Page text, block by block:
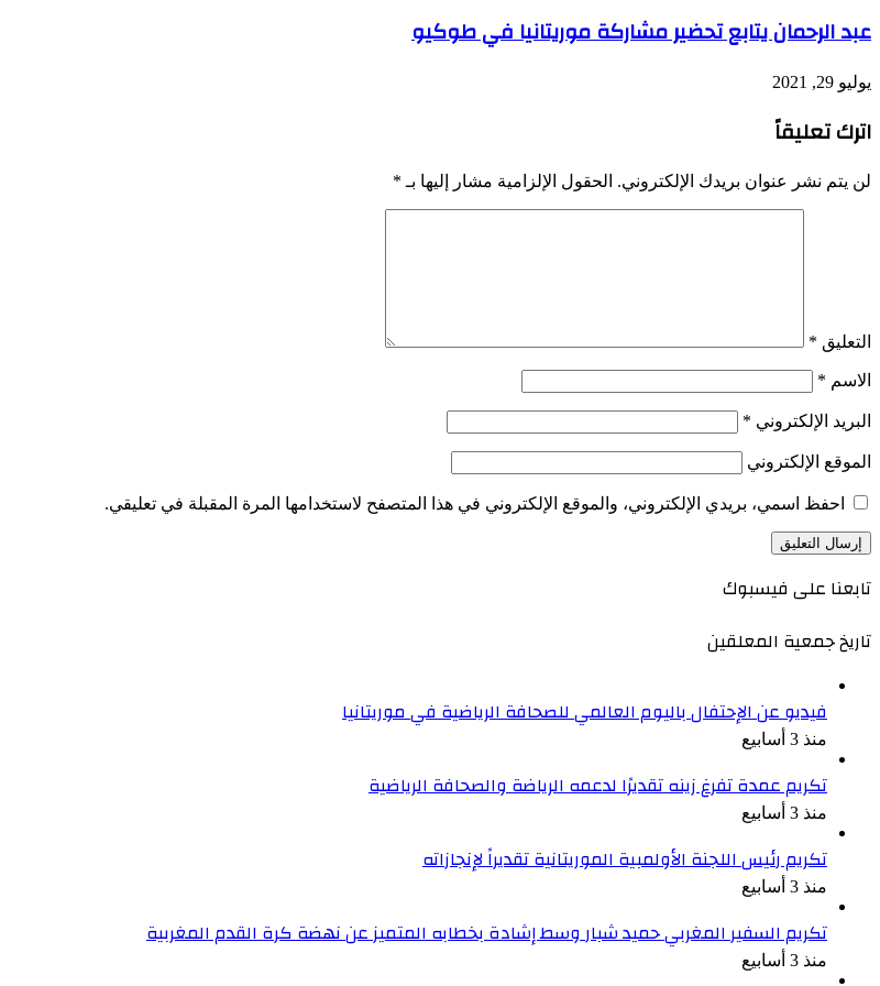
عبد الرحمان يتابع تحضير مشاركة موريتانيا في طوكيو
يوليو 29, 2021
اترك تعليقاً
لن يتم نشر عنوان بريدك الإلكتروني. الحقول الإلزامية مشار إليها بـ *
التعليق *
الاسم *
البريد الإلكتروني *
الموقع الإلكتروني
احفظ اسمي، بريدي الإلكتروني، والموقع الإلكتروني في هذا المتصفح لاستخدامها المرة المقبلة في تعليقي.
تابعنا على فيسبوك
تاريخ جمعية المعلقين
فيديو عن الإحتفال باليوم العالمي للصحافة الرياضية في موريتانيا
منذ 3 أسابيع
تكريم عمدة تفرغ زينه تقديرًا لدعمه الرياضة والصحافة الرياضية
منذ 3 أسابيع
تكريم رئيس اللجنة الأولمبية الموريتانية تقديراً لإنجازاته
منذ 3 أسابيع
تكريم السفير المغربي حميد شبار وسط إشادة بخطابه المتميز عن نهضة كرة القدم المغربية
منذ 3 أسابيع